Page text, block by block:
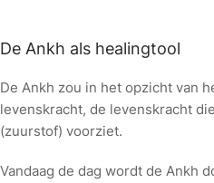
De Ankh als healingtool
De Ankh zou in het opzicht van
levenskracht, de levenskracht
(zuurstof) voorziet.
Vandaag de dag wordt de Ankh